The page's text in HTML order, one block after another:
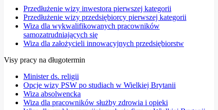
Przedłużenie wizy inwestora pierwszej kategorii
Przedłużenie wizy przedsiębiorcy pierwszej kategorii
Wiza dla wykwalifikowanych pracowników
samozatrudniających się
Wiza dla założycieli innowacyjnych przedsiębiorstw
Visy pracy na długotermin
Minister ds. religii
Opcje wizy PSW po studiach w Wielkiej Brytanii
Wiza absolwencka
Wiza dla pracowników służby zdrowia i opieki